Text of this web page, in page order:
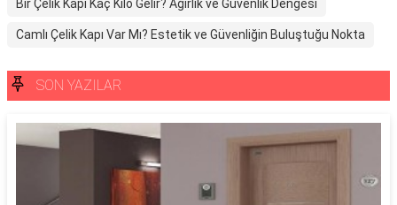
Bir Çelik Kapı Kaç Kilo Gelir? Ağırlık ve Güvenlik Dengesi
Camlı Çelik Kapı Var Mı? Estetik ve Güvenliğin Buluştuğu Nokta
SON YAZILAR